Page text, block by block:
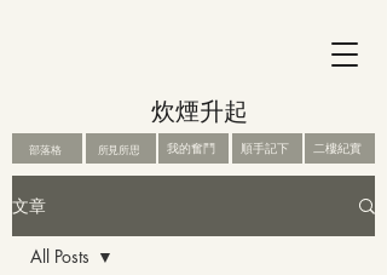
炊煙升起
所見所思 我的奮鬥 順手記下
部落格 二樓紀實
文章
All Posts